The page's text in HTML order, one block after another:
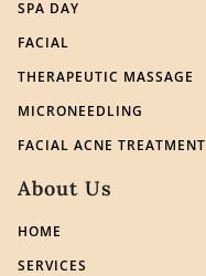
SPA DAY
FACIAL
THERAPEUTIC MASSAGE
MICRONEEDLING
FACIAL ACNE TREATMENT
About Us
HOME
SERVICES